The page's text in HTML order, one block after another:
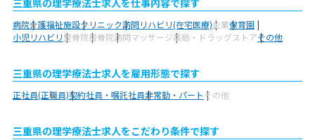
病院介護福祉施設クリニック訪問リハビリ(在宅医療)企業保育園
小児リハビリ整骨院接骨院訪問マッサージ薬局・ドラッグストアその他
三重県の理学療法士求人を雇用形態で探す
正社員(正職員)契約社員・嘱託社員非常勤・パートその他
三重県の理学療法士求人をこだわり条件で探す